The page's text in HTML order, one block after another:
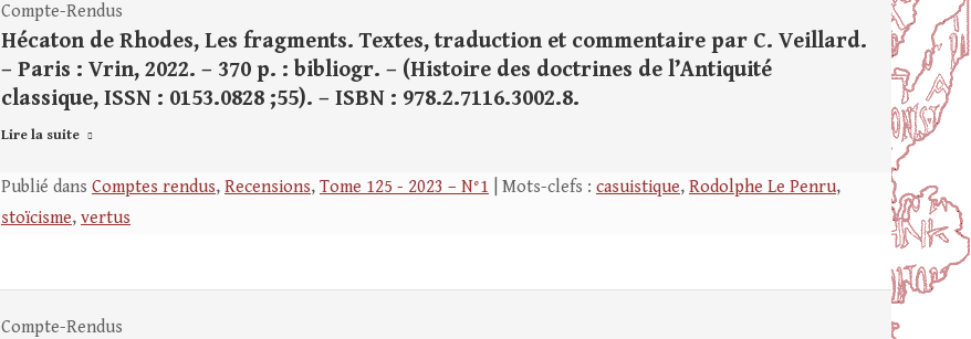
Compte-Rendus
Hécaton de Rhodes, Les fragments. Textes, traduction et commentaire par C. Veillard.
– Paris : Vrin, 2022. – 370 p. : bibliogr. – (Histoire des doctrines de l’Antiquité
classique, ISSN : 0153.0828 ;55). – ISBN : 978.2.7116.3002.8.
Lire la suite
Publié dans Comptes rendus, Recensions, Tome 125 - 2023 – N°1 | Mots-clefs : casuistique, Rodolphe Le Penru,
stoïcisme, vertus
Compte-Rendus